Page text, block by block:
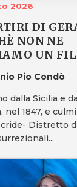
2026
DI
NON NE
UN
Pio Condò
dalla Sicilia e
nel 1847, e
Distretto